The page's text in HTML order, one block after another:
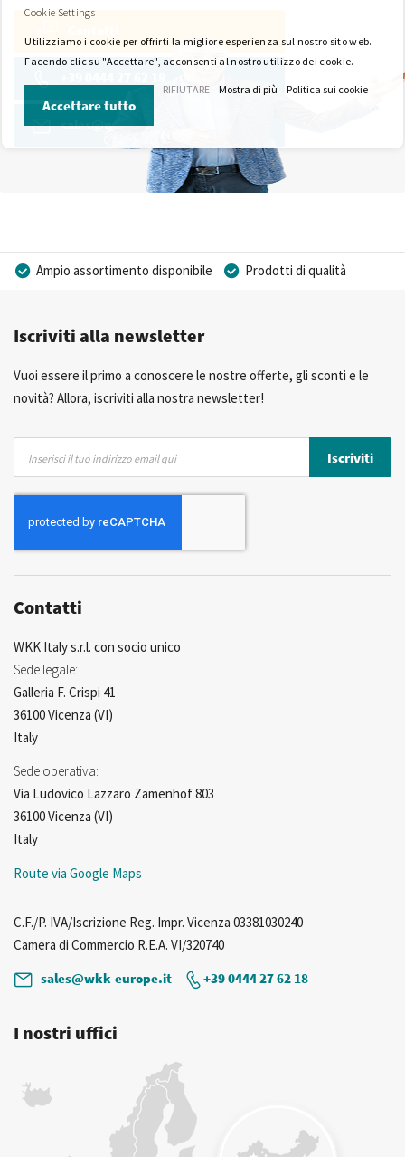
sales@wkk-europe.it
Ampio assortimento disponibile
Prodotti di qualità
Consulenza Personalizzata
Iscriviti alla newsletter
Vuoi essere il primo a conoscere le nostre offerte, gli sconti e le
novità? Allora, iscriviti alla nostra newsletter!
nostra
Newsletter:
Iscriviti
Contatti
WKK Italy s.r.l. con socio unico
Sede legale:
Galleria F. Crispi 41
36100 Vicenza (VI)
Italy
Sede operativa:
Via Ludovico Lazzaro Zamenhof 803
36100 Vicenza (VI)
Italy
Route via Google Maps
C.F./P. IVA/Iscrizione Reg. Impr. Vicenza 03381030240
Camera di Commercio R.E.A. VI/320740
sales@wkk-europe.it
+39 0444 27 62 18
I nostri uffici
Cookie Settings
Utilizziamo i cookie per offrirti la migliore esperienza sul nostro sito web.
Facendo clic su "Accettare", acconsenti al nostro utilizzo dei cookie.
Accettare tutto
RIFIUTARE Mostra di più Politica sui cookie